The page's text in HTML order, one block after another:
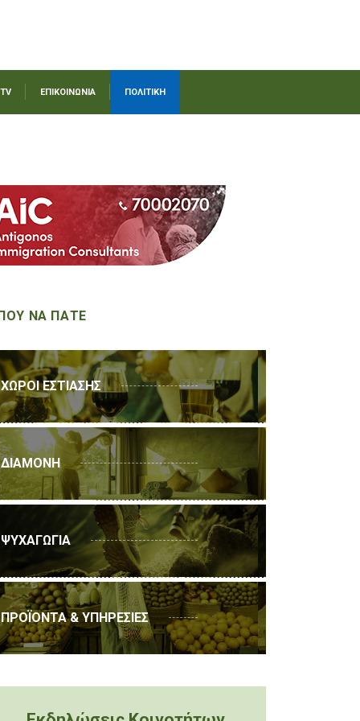
ΕΠΙΚΟΙΝΩΝΙΑ ΠΟΛΙΤΙΚΗ
ΝΑ ΠΑΤΕ
ΧΩΡΟΙ ΕΣΤΙΑΣΗΣ
ΔΙΑΜΟΝΗ
ΨΥΧΑΓΩΓΙΑ
ΠΡΟΪΟΝΤΑ & ΥΠΗΡΕΣΙΕΣ